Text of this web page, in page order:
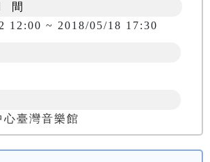
間
12:00 ~ 2018/05/18 17:30
心臺灣音樂館